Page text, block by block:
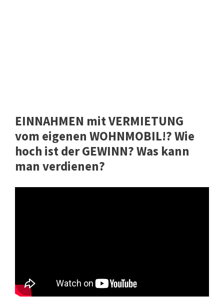
EINNAHMEN mit VERMIETUNG
vom eigenen WOHNMOBIL!? Wie
hoch ist der GEWINN? Was kann
man verdienen?